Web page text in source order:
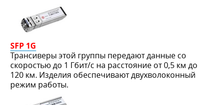
SFP 1G
Трансиверы этой группы передают данные со
скоростью до 1 Гбит/с на расстояние от 0,5 км до
120 км. Изделия обеспечивают двухволоконный
режим работы.